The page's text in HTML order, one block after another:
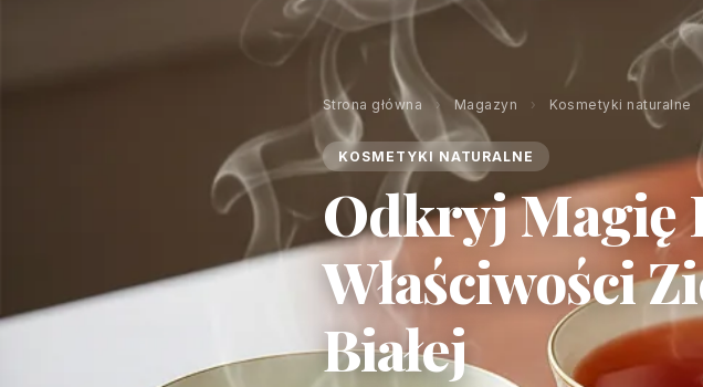
Strona główna › Magazyn › Kosmetyki naturalne
KOSMETYKI NATURALNE
Odkryj Magię
Właściwości
Białej